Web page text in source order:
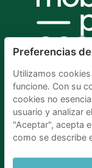
Preferencias
Utilizamos
funcione. Con su
cookies no
usuario y analizar
"Aceptar", acepta
como se describe